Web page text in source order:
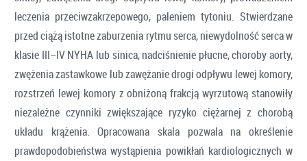
leczenia przeciwzakrzepowego, paleniem tytoniu. Stwierdzane
przed ciążą istotne zaburzenia rytmu serca, niewydolność serca w
klasie III–IV NYHA lub sinica, nadciśnienie płucne, choroby aorty,
zwężenia zastawkowe lub zawężanie drogi odpływu lewej komory,
rozstrzeń lewej komory z obniżoną frakcją wyrzutową stanowiły
niezależne czynniki zwiększające ryzyko ciężarnej z chorobą
układu krążenia. Opracowana skala pozwala na określenie
prawdopodobieństwa wystąpienia powikłań kardiologicznych w